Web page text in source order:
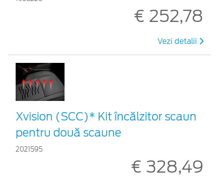
€ 252,78
Vezi detalii
Xvision (SCC)* Kit încălzitor scaun
pentru două scaune
2021595
€ 328,49